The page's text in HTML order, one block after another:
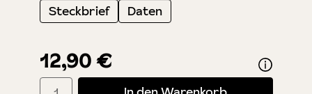
12,90 €
Steckbrief
Daten
Produkt Anzahl: Gib den gewünschten Wert ein oder